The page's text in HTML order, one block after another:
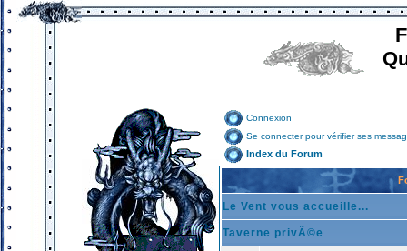
Connexion
Se connecter pour vérifier ses
Index du Forum
Le Vent vous accueille...
Taverne privÃ©e